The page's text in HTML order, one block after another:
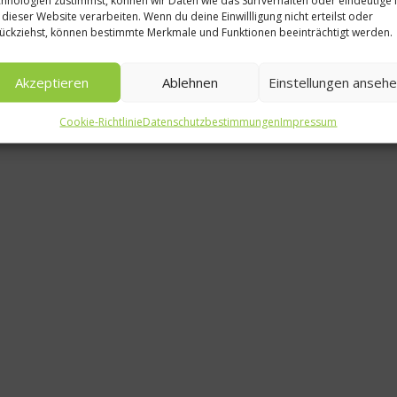
dieser Website verarbeiten. Wenn du deine Einwillligung nicht erteilst oder
können bestimmte Merkmale und Funktionen beeinträchtigt werden.
Akzeptieren Ablehnen Einstellungen
Cookie-RichtlinieDatenschutzbestimmungenImpressum
So
New